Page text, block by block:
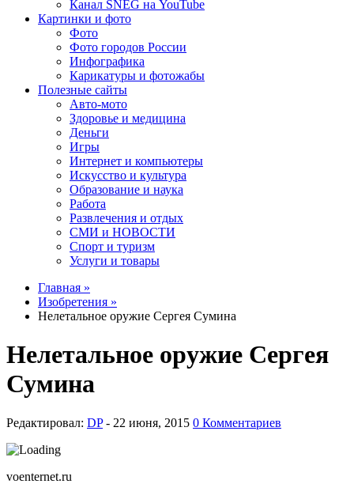
Канал SNEG на YouTube
Картинки и фото
Фото
Фото городов России
Инфографика
Карикатуры и фотожабы
Полезные сайты
Авто-мото
Здоровье и медицина
Деньги
Игры
Интернет и компьютеры
Искусство и культура
Образование и наука
Работа
Развлечения и отдых
СМИ и НОВОСТИ
Спорт и туризм
Услуги и товары
Главная »
Изобретения »
Нелетальное оружие Сергея Сумина
Нелетальное оружие Сергея
Сумина
Редактировал: DP - 0 Комментариев
voenternet.ru